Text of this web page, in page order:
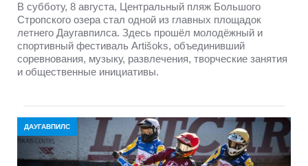
В субботу, 8 августа, Центральный пляж Большого
Стропского озера стал одной из главных площадок
летнего Даугавпилса. Здесь прошёл молодёжный и
спортивный фестиваль Artišoks, объединивший
соревнования, музыку, развлечения, творческие занятия
и общественные инициативы.
ДАУГАВПИЛС